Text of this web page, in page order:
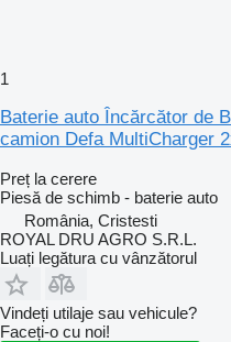
1
Baterie auto Încărcător de
camion Defa MultiCharger
Preț la cerere
Piesă de schimb - baterie auto
România, Cristesti
ROYAL DRU AGRO S.R.L.
Luați legătura cu vânzătorul
Vindeți utilaje sau vehicule?
Faceți-o cu noi!